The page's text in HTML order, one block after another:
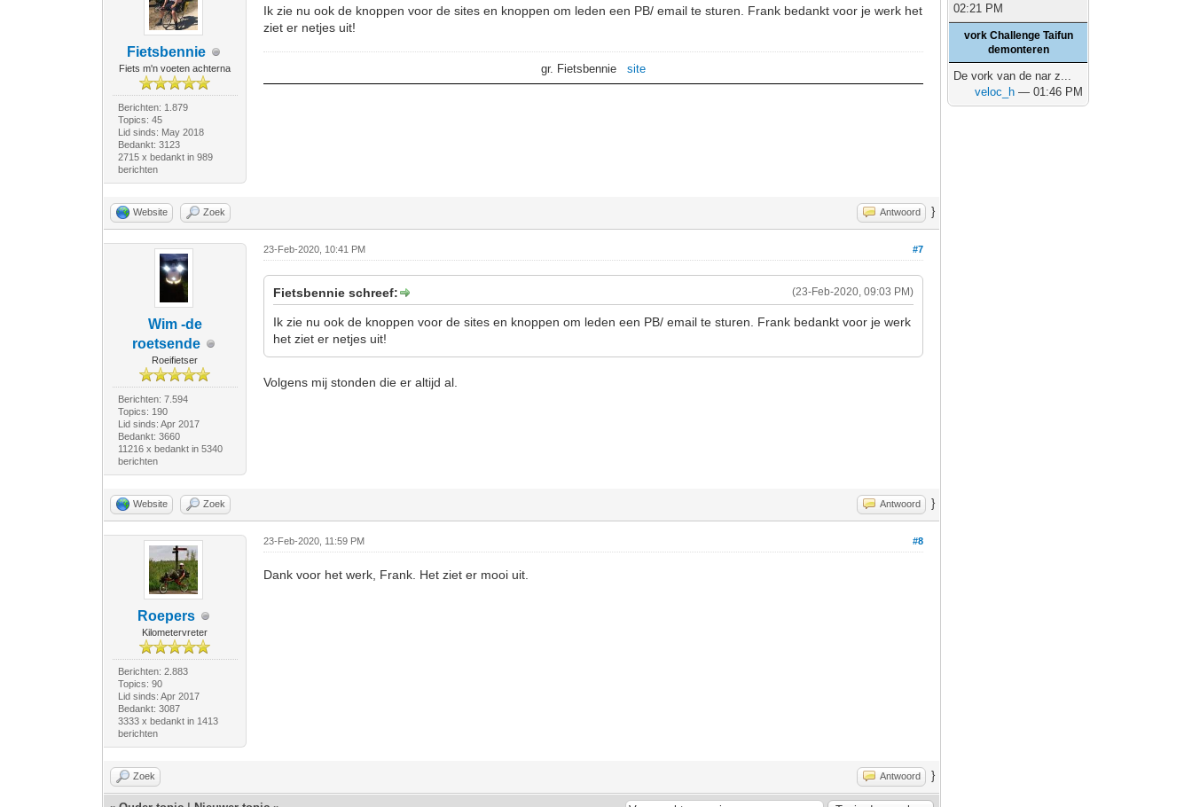
Fietsbennie
Fiets m'n voeten achterna
Berichten: 1.879
Topics: 45
Lid sinds: May 2018
Bedankt: 3123
2715 x bedankt in 989
berichten
Ik zie nu ook de knoppen voor de sites en knoppen om leden een PB/ email te sturen. Frank bedankt voor je werk het
ziet er netjes uit!
gr. Fietsbenniesite
Website Zoek Antwoord }
Wim -de
roetsende
Roeifietser
Berichten: 7.594
Topics: 190
Lid sinds: Apr 2017
Bedankt: 3660
11216 x bedankt in 5340
berichten
#7
23-Feb-2020, 10:41 PM
(23-Feb-2020, 09:03 PM)
Fietsbennie schreef:
Ik zie nu ook de knoppen voor de sites en knoppen om leden een PB/ email te sturen. Frank bedankt voor je werk
het ziet er netjes uit!
Volgens mij stonden die er altijd al.
Website Zoek Antwoord }
Roepers
Kilometervreter
Berichten: 2.883
Topics: 90
Lid sinds: Apr 2017
Bedankt: 3087
3333 x bedankt in 1413
berichten
#8
23-Feb-2020, 11:59 PM
Dank voor het werk, Frank. Het ziet er mooi uit.
Zoek Antwoord }
02:21 PM
vork Challenge Taifun
demonteren
De vork van de nar z...
veloc_h — 01:46 PM